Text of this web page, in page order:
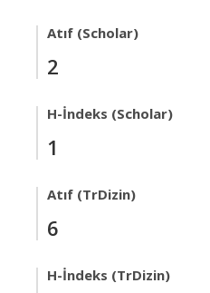
Atıf (Scholar)
2
H-İndeks (Scholar)
1
Atıf (TrDizin)
6
H-İndeks (TrDizin)